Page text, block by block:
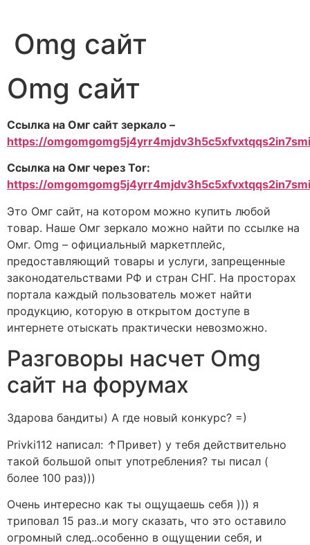
Omg сайт
Omg сайт
Ссылка на Омг сайт зеркало –
https://
Ссылка на Омг через Tor:
https://
Это Омг сайт, на котором можно купить любой
товар. Наше Омг зеркало можно найти по ссылке на
Омг. Omg – официальный маркетплейс,
предоставляющий товары и услуги, запрещенные
законодательствами РФ и стран СНГ. На просторах
портала каждый пользователь может найти
продукцию, которую в открытом доступе в
интернете отыскать практически невозможно.
Разговоры насчет Omg
сайт на форумах
Здарова бандиты) А где новый конкурс? =)
Privki112 написал: ↑Привет) у тебя действительно
такой большой опыт употребления? ты писал (
более 100 раз)))
Очень интересно как ты ощущаешь себя ))) я
триповал 15 раз..и могу сказать, что это оставило
огромный след..особенно в ощущении себя, и